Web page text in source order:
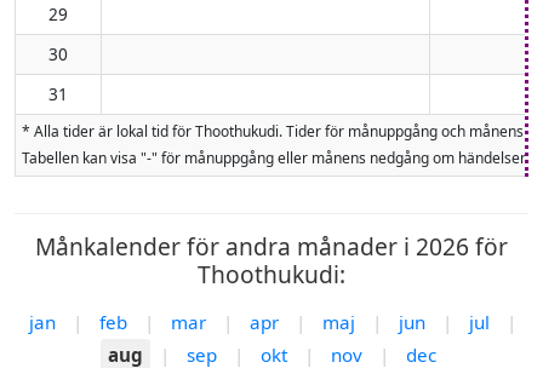
29
30
31
* Alla tider är lokal tid för Thoothukudi. Tider för månuppgång och månens
Tabellen kan visa "-" för månuppgång eller månens nedgång om
Månkalender för andra månader i 2026 för
Thoothukudi:
jan | feb | mar | apr | maj | jun | jul
|
aug
| sep | okt | nov | dec